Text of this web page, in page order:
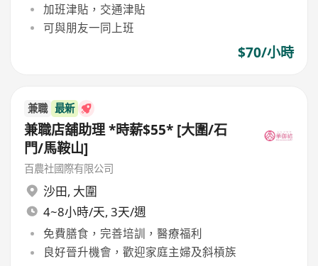
加班津貼，交通津貼
可與朋友一同上班
$70/小時
兼職 最新
兼職店舖助理 *時薪$55* [大圍/石
門/馬鞍山]
百農社國際有限公司
沙田, 大圍
4~8小時/天, 3天/週
免費膳食，完善培訓，醫療福利
良好晉升機會，歡迎家庭主婦及斜槓族